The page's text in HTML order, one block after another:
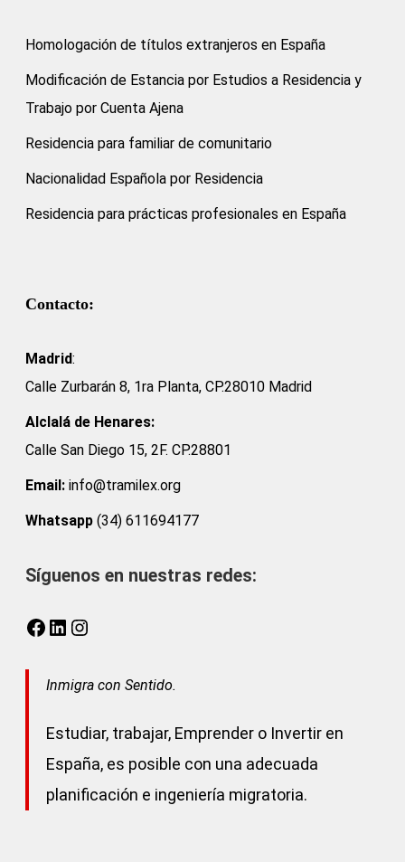
Homologación de títulos extranjeros en España
Modificación de Estancia por Estudios a Residencia y
Trabajo por Cuenta Ajena
Residencia para familiar de comunitario
Nacionalidad Española por Residencia
Residencia para prácticas profesionales en España
Contacto:
Madrid:
Calle Zurbarán 8, 1ra Planta, CP.28010 Madrid
Alclalá de Henares:
Calle San Diego 15, 2F. CP.28801
Email: info@tramilex.org
Whatsapp (34) 611694177
Síguenos en nuestras redes:
Facebook
LinkedIn
Inmigra con Sentido.
Estudiar, trabajar, Emprender o Invertir en
España, es posible con una adecuada
planificación e ingeniería migratoria.